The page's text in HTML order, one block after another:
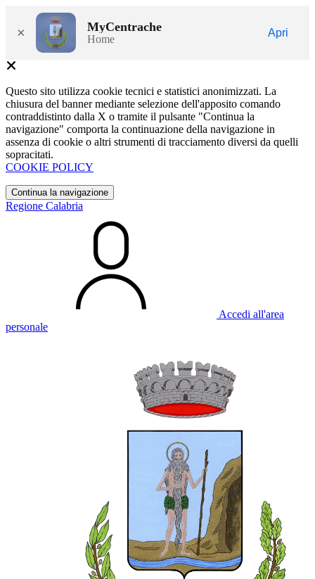
× MyCentrache
Home
Apri
Questo sito utilizza cookie tecnici e statistici anonimizzati. La
chiusura del banner mediante selezione dell'apposito comando
contraddistinto dalla X o tramite il pulsante "Continua la
navigazione" comporta la continuazione della navigazione in
assenza di cookie o altri strumenti di tracciamento diversi da quelli
sopracitati.
COOKIE POLICY
Continua la navigazione
Regione Calabria
Accedi all'area
personale